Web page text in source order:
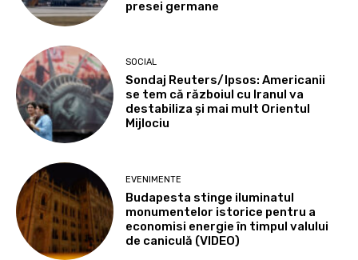
presei germane
SOCIAL
Sondaj Reuters/Ipsos: Americanii
se tem că războiul cu Iranul va
destabiliza și mai mult Orientul
Mijlociu
EVENIMENTE
Budapesta stinge iluminatul
monumentelor istorice pentru a
economisi energie în timpul valului
de caniculă (VIDEO)